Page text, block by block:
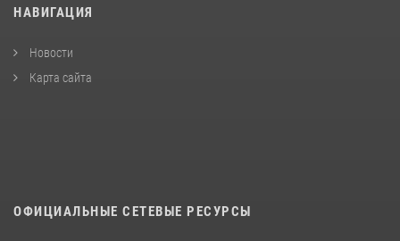
НАВИГАЦИЯ
Новости
Карта сайта
ОФИЦИАЛЬНЫЕ СЕТЕВЫЕ РЕСУРСЫ